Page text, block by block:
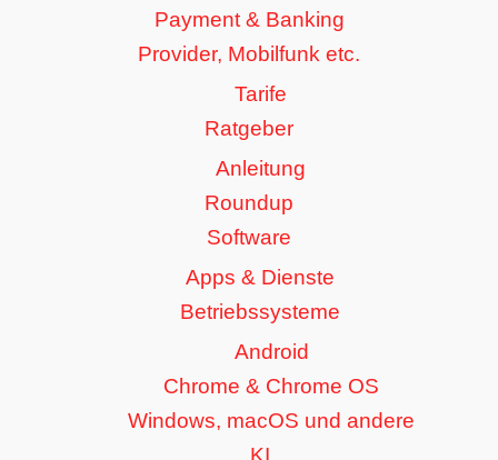
Payment & Banking
Provider, Mobilfunk etc.
Tarife
Ratgeber
Anleitung
Roundup
Software
Apps & Dienste
Betriebssysteme
Android
Chrome & Chrome OS
Windows, macOS und andere
KI